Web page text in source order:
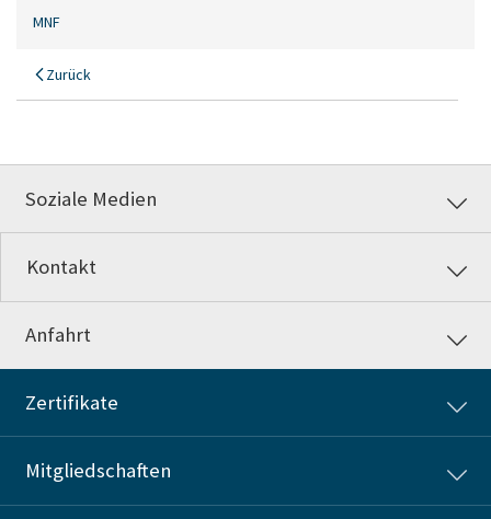
Zurück
MNF
Soziale Medien
Kontakt
Anfahrt
Zertifikate
Mitgliedschaften